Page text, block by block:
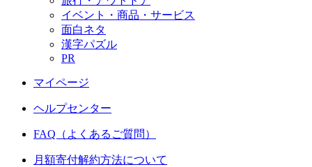
イベント・商品・サービス
面白ネタ
漢字パズル
PR
マイページ
ヘルプセンター
FAQ（よくあるご質問）
月額寄付解約方法について